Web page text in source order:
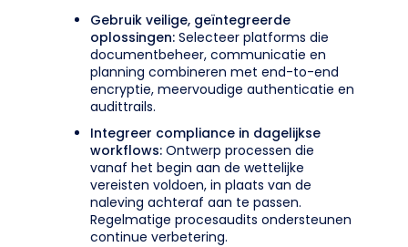
Gebruik veilige, geïntegreerde
oplossingen: Selecteer platforms die
documentbeheer, communicatie en
planning combineren met end-to-end
encryptie, meervoudige authenticatie en
audittrails.
Integreer compliance in dagelijkse
workflows: Ontwerp processen die
vanaf het begin aan de wettelijke
vereisten voldoen, in plaats van de
naleving achteraf aan te passen.
Regelmatige procesaudits ondersteunen
continue verbetering.